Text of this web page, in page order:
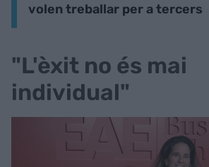
volen treballar per a tercers
"L'èxit no és mai
individual"